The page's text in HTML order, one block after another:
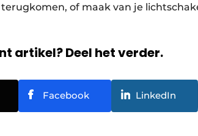
of maak van je
artikel? Deel het verder.
Facebook LinkedIn